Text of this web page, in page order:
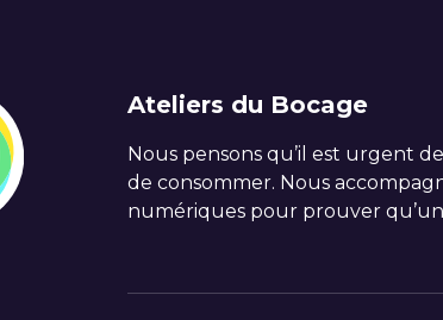
Ateliers du Bocage
Nous pensons qu’il est urgent
de consommer. Nous
numériques pour prouver